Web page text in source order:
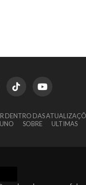
DENTRO DAS
SOBRE ULTIMAS